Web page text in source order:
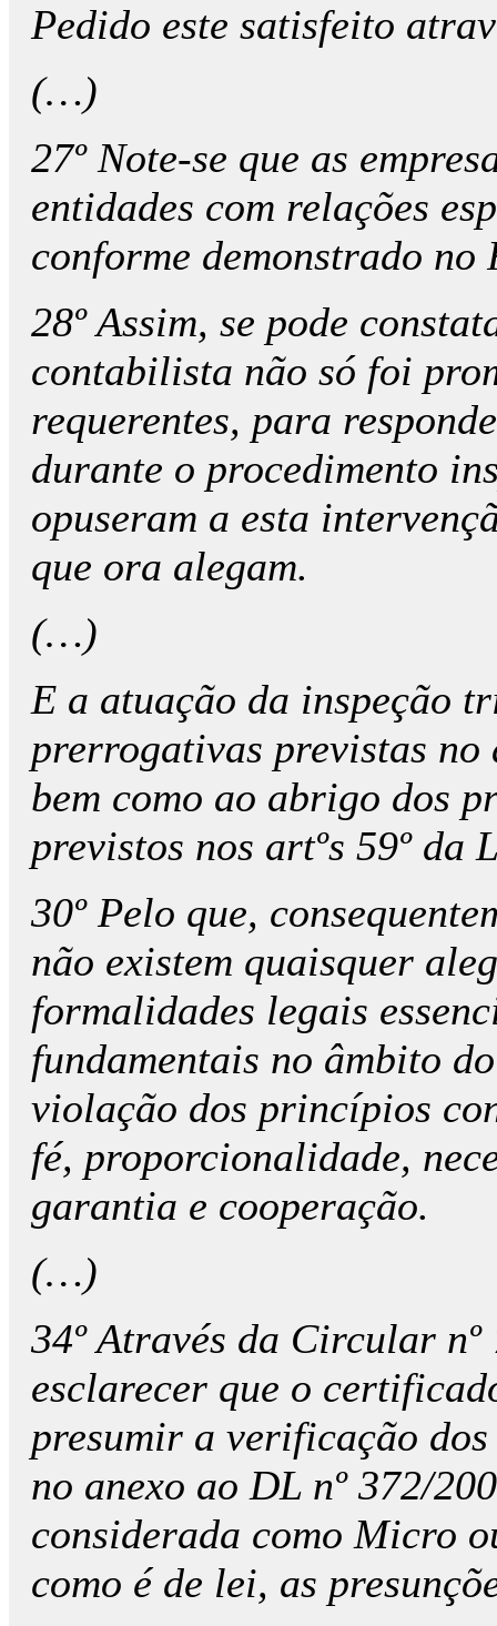
Pedido este satisfeito
(…)
27º Note-se que as
entidades com relações
conforme demonstrado no
28º Assim, se pode
contabilista não só foi
requerentes, para
durante o procedimento
opuseram a esta
que ora alegam.
(…)
E a atuação da inspeção
prerrogativas previstas no
bem como ao abrigo dos
previstos nos artºs 59º da
30º Pelo que,
não existem quaisquer
formalidades legais
fundamentais no âmbito
violação dos princípios
fé, proporcionalidade,
garantia e cooperação.
(…)
34º Através da Circular
esclarecer que o
presumir a verificação
no anexo ao DL nº 372/
considerada como Micro
como é de lei, as